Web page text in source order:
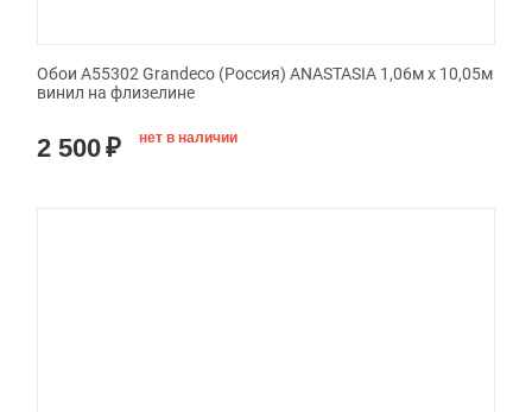
Обои A55302 Grandeco (Россия) ANASTASIA 1,06м х 10,05м
винил на флизелине
2 500₽ нет в наличии